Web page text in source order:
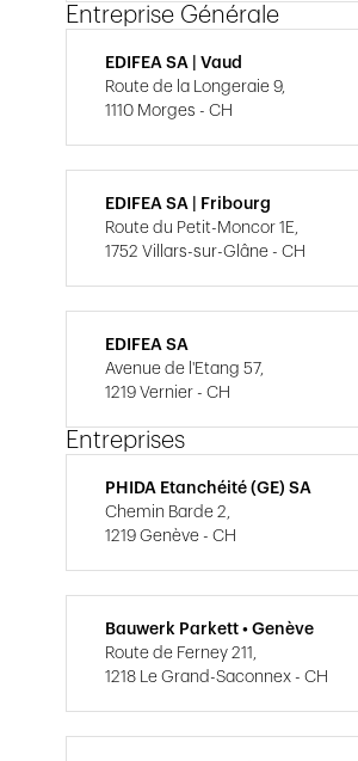
Entreprise Générale
EDIFEA SA | Vaud
Route de la Longeraie 9,
1110 Morges - CH
EDIFEA SA | Fribourg
Route du Petit-Moncor 1E,
1752 Villars-sur-Glâne - CH
EDIFEA SA
Avenue de l'Etang 57,
1219 Vernier - CH
Entreprises
PHIDA Etanchéité (GE) SA
Chemin Barde 2,
1219 Genève - CH
Bauwerk Parkett • Genève
Route de Ferney 211,
1218 Le Grand-Saconnex - CH